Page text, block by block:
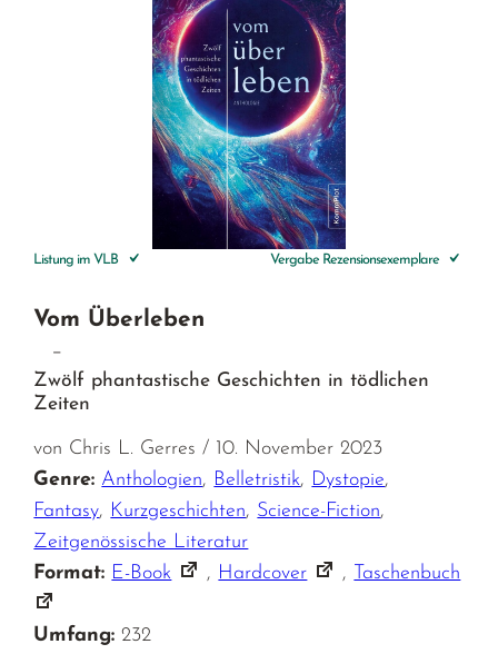
Listung im VLB Vergabe Rezensionsexemplare
Vom Überleben
–
Zwölf phantastische Geschichten in tödlichen
Zeiten
von Chris L. Gerres / 10. November 2023
Genre: Anthologien, Belletristik, Dystopie,
Fantasy, Kurzgeschichten, Science-Fiction,
Zeitgenössische Literatur
Format: E-Book , Hardcover , Taschenbuch
Umfang: 232